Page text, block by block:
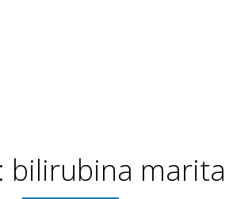
bilirubina marita